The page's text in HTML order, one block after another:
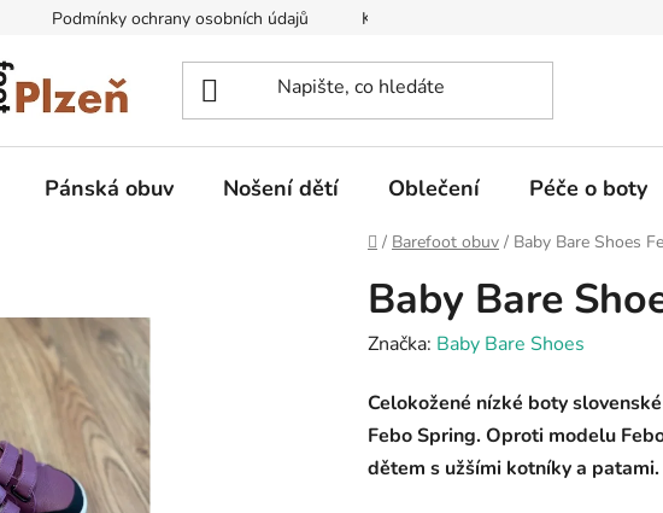
Podmínky ochrany osobních údajů Kontakty na prodejny
Pánská obuv Nošení dětí Oblečení Péče o boty
Domů
/ Barefoot obuv / Baby Bare Shoes
Baby Bare
Značka: Baby Bare Shoes
Celokožené nízké boty
Febo Spring. Oproti modelu
dětem s užšími kotníky a patami.